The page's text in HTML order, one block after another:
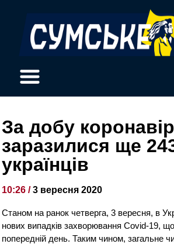
За добу
заразилися ще
українців
10:26 /3 вересня 2020
Станом на ранок четверга, 3 вересня, в
нових випадків захворювання Covid-19,
попередній день. Таким чином, загальне